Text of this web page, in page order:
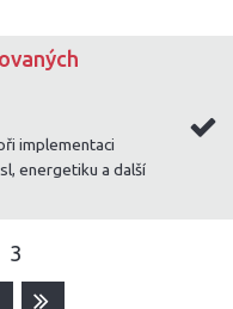
implementaci
energetiku a další
3